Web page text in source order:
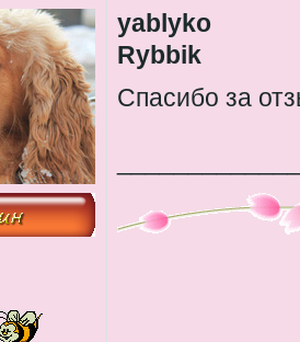
yablyko
Rybbik
Спасибо за